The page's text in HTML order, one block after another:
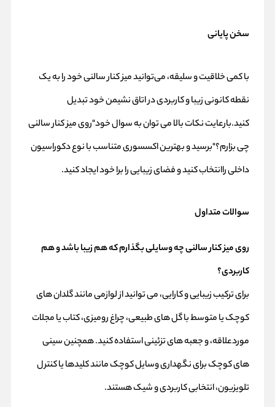
سخن پایانی
با کمی خلاقیت و سلیقه، می‌توانید میز کنار سالنی خود را به یک
نقطه کانونی زیبا و کاربردی در اتاق نشیمن خود تبدیل
کنید.بارعایت نکات بالا می توان به سوال خود"روی میز کنار سالنی
چی بزارم؟"برسید و بهترین اکسسوری متناسب با نوع دکوراسیون
داخلی راانتخاب کنید و فضای زیبایی را برا خود ایجاد کنید.
سوالات متداول
روی میز کنار سالنی چه وسایلی بگذارم که هم زیبا باشد و هم
کاربردی؟
برای ترکیب زیبایی و کارایی، می‌ توانید از لوازمی مانند گلدان‌ های
کوچک یا متوسط با گل‌ های طبیعی، چراغ رومیزی، کتاب یا مجلات
موردعلاقه، و جعبه‌ های تزئینی استفاده کنید. همچنین سینی‌
های کوچک برای نگهداری وسایل کوچک مانند کلیدها یا کنترل
تلویزیون، انتخابی کاربردی و شیک هستند.